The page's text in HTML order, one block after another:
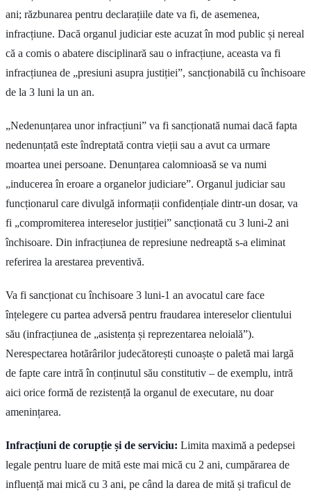
ani; răzbunarea pentru declarațiile date va fi, de asemenea,
infracțiune. Dacă organul judiciar este acuzat în mod public și nereal
că a comis o abatere disciplinară sau o infracțiune, aceasta va fi
infracțiunea de „presiuni asupra justiției”, sancționabilă cu închisoare
de la 3 luni la un an.
„Nedenunțarea unor infracțiuni” va fi sancționată numai dacă fapta
nedenunțată este îndreptată contra vieții sau a avut ca urmare
moartea unei persoane. Denunțarea calomnioasă se va numi
„inducerea în eroare a organelor judiciare”. Organul judiciar sau
funcționarul care divulgă informații confidențiale dintr-un dosar, va
fi „compromiterea intereselor justiției” sancționată cu 3 luni-2 ani
închisoare. Din infracțiunea de represiune nedreaptă s-a eliminat
referirea la arestarea preventivă.
Va fi sancționat cu închisoare 3 luni-1 an avocatul care face
înțelegere cu partea adversă pentru fraudarea intereselor clientului
său (infracțiunea de „asistența și reprezentarea neloială”).
Nerespectarea hotărârilor judecătorești cunoaște o paletă mai largă
de fapte care intră în conținutul său constitutiv – de exemplu, intră
aici orice formă de rezistență la organul de executare, nu doar
amenințarea.
Infracțiuni de corupție și de serviciu: Limita maximă a pedepsei
legale pentru luare de mită este mai mică cu 2 ani, cumpărarea de
influență mai mică cu 3 ani, pe când la darea de mită și traficul de